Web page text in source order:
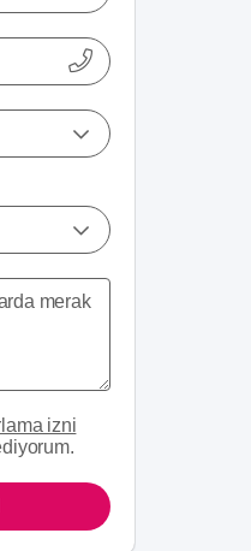
izni